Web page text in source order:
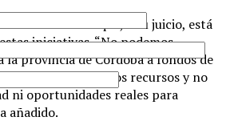
el modelo que, a su juicio, está
iniciativas. “No podemos
la provincia de Córdoba a fondos de
aquí, esquilman los recursos y no
ni oportunidades reales para
añadido.